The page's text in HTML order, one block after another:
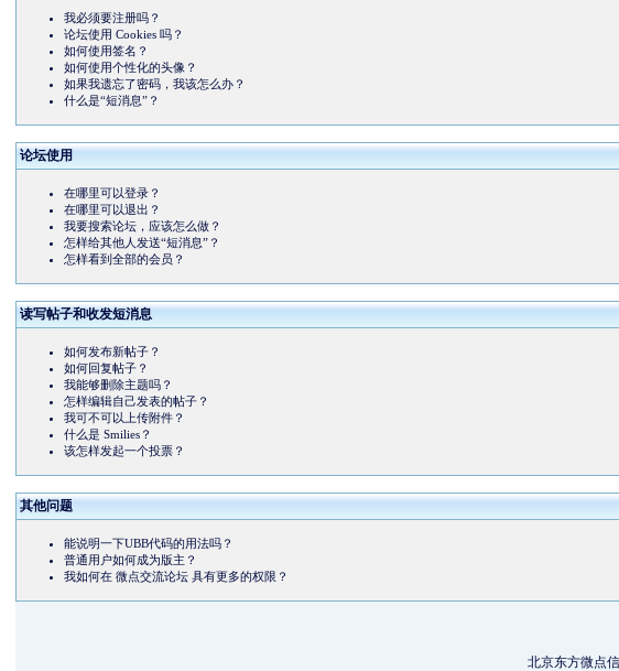
我必须要注册吗？
论坛使用 Cookies 吗？
如何使用签名？
如何使用个性化的头像？
如果我遗忘了密码，我该怎么办？
什么是“短消息”？
论坛使用
在哪里可以登录？
在哪里可以退出？
我要搜索论坛，应该怎么做？
怎样给其他人发送“短消息”？
怎样看到全部的会员？
读写帖子和收发短消息
如何发布新帖子？
如何回复帖子？
我能够删除主题吗？
怎样编辑自己发表的帖子？
我可不可以上传附件？
什么是 Smilies？
该怎样发起一个投票？
其他问题
能说明一下UBB代码的用法吗？
普通用户如何成为版主？
我如何在 微点交流论坛 具有更多的权限？
北京东方微点